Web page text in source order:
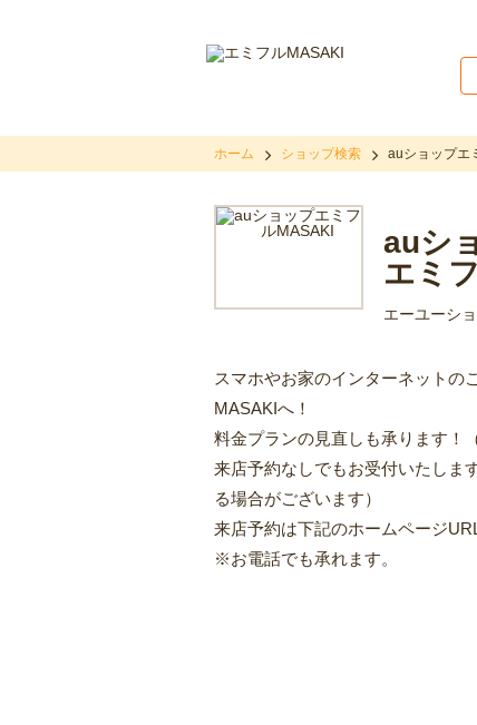
ホーム ショップ検索 auショップエ
auシ
エミ
エーユーシ
スマホやお家のインターネットの
MASAKIへ！
料金プランの見直しも承ります！
来店予約なしでもお受付いたしま
る場合がございます）
来店予約は下記のホームページ
※お電話でも承れます。